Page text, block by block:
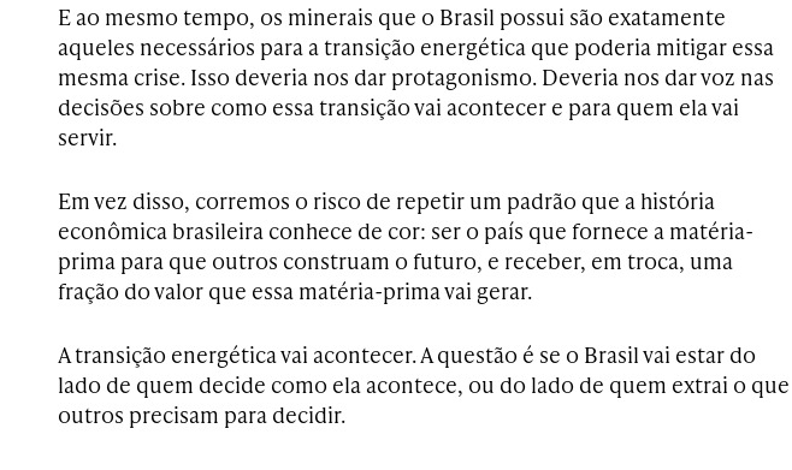
E ao mesmo tempo, os minerais que o Brasil possui são exatamente
aqueles necessários para a transição energética que poderia mitigar essa
mesma crise. Isso deveria nos dar protagonismo. Deveria nos dar voz nas
decisões sobre como essa transição vai acontecer e para quem ela vai
servir.
Em vez disso, corremos o risco de repetir um padrão que a história
econômica brasileira conhece de cor: ser o país que fornece a matéria-
prima para que outros construam o futuro, e receber, em troca, uma
fração do valor que essa matéria-prima vai gerar.
A transição energética vai acontecer. A questão é se o Brasil vai estar do
lado de quem decide como ela acontece, ou do lado de quem extrai o que
outros precisam para decidir.